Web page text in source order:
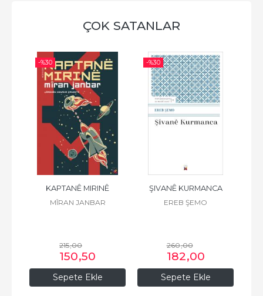
ÇOK SATANLAR
-%30
Sepete Ekle
KAPTANÊ MIRINÊ
MÎRAN JANBAR
215,00
150,50
-%30
Sepete Ekle
ŞIVANÊ KURMANCA
EREB ŞEMO
260,00
182,00